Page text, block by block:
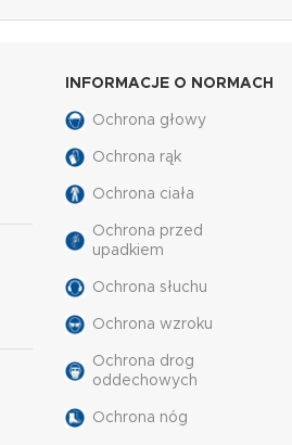
INFORMACJE O NORMACH
Ochrona głowy
Ochrona rąk
Ochrona ciała
Ochrona przed
upadkiem
Ochrona słuchu
Ochrona wzroku
Ochrona drog
oddechowych
Ochrona nóg